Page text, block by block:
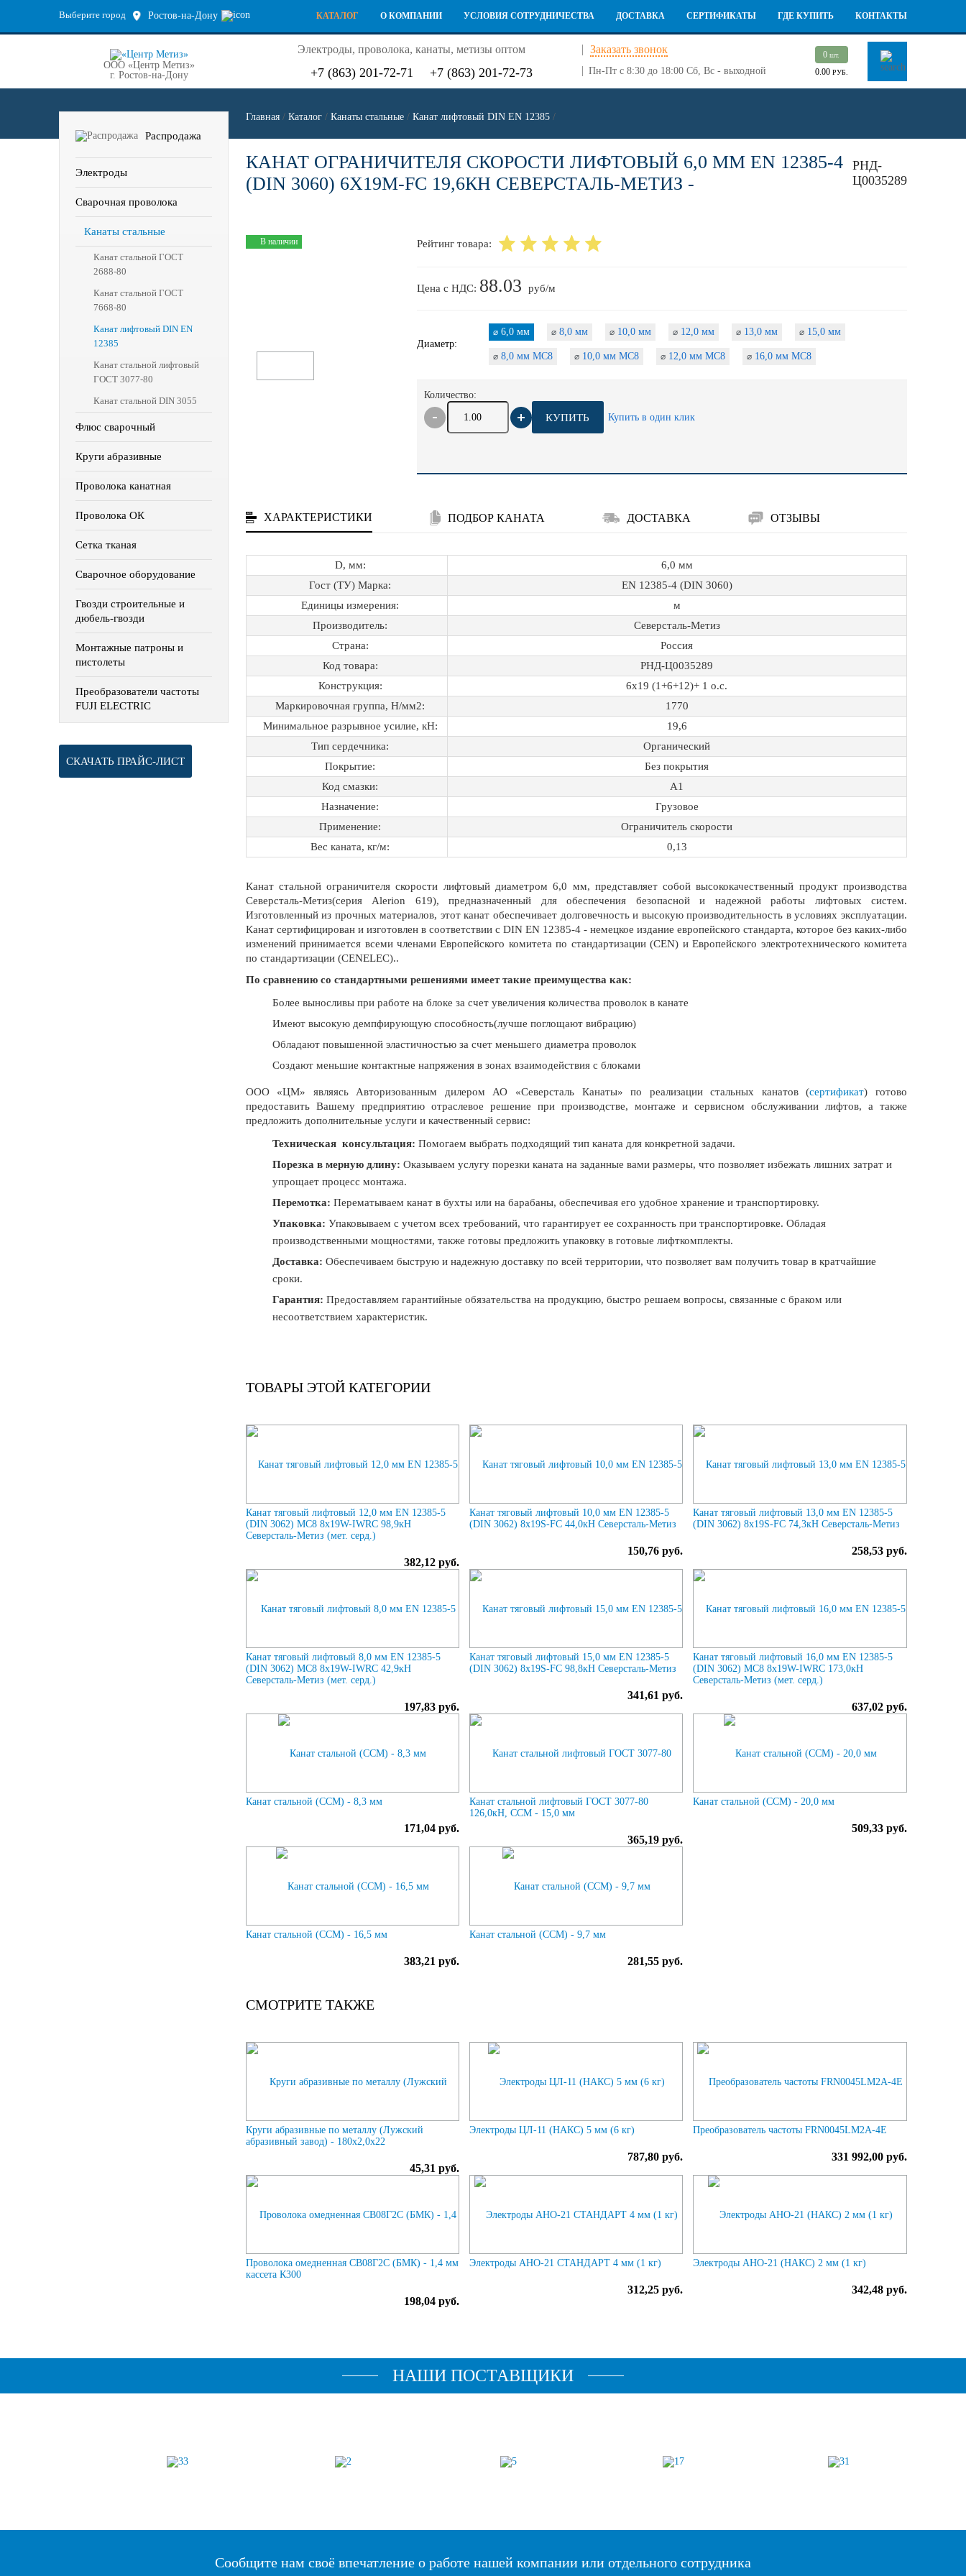
Выберите город Ростов-на-Дону КАТАЛОГ О КОМПАНИИ УСЛОВИЯ СОТРУДНИЧЕСТВА ДОСТАВКА СЕРТИФИКАТЫ ГДЕ КУПИТЬ КОНТАКТЫ
ООО «Центр Метиз»
г. Ростов-на-Дону
Электроды, проволока, канаты, метизы оптом Заказать звонок
+7 (863) 201-72-71 +7 (863) 201-72-73 Пн-Пт с 8:30 до 18:00 Сб, Вс - выходной
0шт.
0.00 РУБ.
Распродажа
Электроды
Сварочная проволока
Канаты стальные
Канат стальной ГОСТ
2688-80
Канат стальной ГОСТ
7668-80
Канат лифтовый DIN EN
12385
Канат стальной лифтовый
ГОСТ 3077-80
Канат стальной DIN 3055
Флюс сварочный
Круги абразивные
Проволока канатная
Проволока ОК
Сетка тканая
Сварочное оборудование
Гвозди строительные и
дюбель-гвозди
Монтажные патроны и
пистолеты
Преобразователи частоты
FUJI ELECTRIC
СКАЧАТЬ ПРАЙС-ЛИСТ
Главная / Каталог / Канаты стальные / Канат лифтовый DIN EN 12385 /
КАНАТ ОГРАНИЧИТЕЛЯ СКОРОСТИ ЛИФТОВЫЙ 6,0 ММ EN 12385-4
(DIN 3060) 6Х19M-FC 19,6КН СЕВЕРСТАЛЬ-МЕТИЗ -
РНД-
Ц0035289
В наличии Рейтинг товара:
Цена с НДС: 88.03 руб/м
Диаметр:
⌀6,0 мм ⌀8,0 мм ⌀10,0 мм ⌀12,0 мм ⌀13,0 мм ⌀15,0 мм
⌀8,0 мм МС8 ⌀10,0 мм МС8 ⌀12,0 мм МС8 ⌀16,0 мм МС8
Количество:
КУПИТЬ Купить в один клик
ХАРАКТЕРИСТИКИ ПОДБОР КАНАТА ДОСТАВКА ОТЗЫВЫ
D, мм:
6,0 мм
Гост (ТУ) Марка:
EN 12385-4 (DIN 3060)
Единицы измерения:
м
Производитель:
Северсталь-Метиз
Страна:
Россия
Код товара:
РНД-Ц0035289
Конструкция:
6х19 (1+6+12)+ 1 о.с.
Маркировочная группа, Н/мм2:
1770
Минимальное разрывное усилие, кН:
19,6
Тип сердечника:
Органический
Покрытие:
Без покрытия
Код смазки:
А1
Назначение:
Грузовое
Применение:
Ограничитель скорости
Вес каната, кг/м:
0,13
Канат стальной ограничителя скорости лифтовый диаметром 6,0 мм, представляет собой высококачественный продукт производства
Северсталь-Метиз(серия Alerion 619), предназначенный для обеспечения безопасной и надежной работы лифтовых систем.
Изготовленный из прочных материалов, этот канат обеспечивает долговечность и высокую производительность в условиях эксплуатации.
Канат сертифицирован и изготовлен в соответствии с DIN EN 12385-4 - немецкое издание европейского стандарта, которое без каких-либо
изменений принимается всеми членами Европейского комитета по стандартизации (CEN) и Европейского электротехнического комитета
по стандартизации (CENELEC)..
По сравнению со стандартными решениями имеет такие преимущества как:
Более выносливы при работе на блоке за счет увеличения количества проволок в канате
Имеют высокую демпфирующую способность(лучше поглощают вибрацию)
Обладают повышенной эластичностью за счет меньшего диаметра проволок
Создают меньшие контактные напряжения в зонах взаимодействия с блоками
ООО «ЦМ» являясь Авторизованным дилером АО «Северсталь Канаты» по реализации стальных канатов (сертификат) готово
предоставить Вашему предприятию отраслевое решение при производстве, монтаже и сервисном обслуживании лифтов, а также
предложить дополнительные услуги и качественный сервис:
Техническая консультация: Помогаем выбрать подходящий тип каната для конкретной задачи.
Порезка в мерную длину: Оказываем услугупорезки каната на заданные вами размеры, что позволяет избежать лишних затрат и
упрощает процесс монтажа.
Перемотка: Перематываем канат в бухты или на барабаны, обеспечивая его удобное хранение и транспортировку.
Упаковка: Упаковываем с учетом всех требований, что гарантирует ее сохранность при транспортировке. Обладая
производственными мощностями, также готовы предложить упаковку в готовые лифткомплекты.
Доставка: Обеспечиваем быструю и надежную доставку по всей территории, что позволяет вам получить товар в кратчайшие
сроки.
Гарантия: Предоставляем гарантийные обязательства на продукцию, быстро решаем вопросы, связанные с браком или
несоответствием характеристик.
ТОВАРЫ ЭТОЙ КАТЕГОРИИ
Канат тяговый лифтовый 12,0 мм EN 12385-5
(DIN 3062) МС8 8х19W-IWRC 98,9кН
Северсталь-Метиз (мет. cерд.)
382,12 руб.
Канат тяговый лифтовый 10,0 мм EN 12385-5
(DIN 3062) 8х19S-FC 44,0кН Северсталь-Метиз
150,76 руб.
Канат тяговый лифтовый 13,0 мм EN 12385-5
(DIN 3062) 8х19S-FC 74,3кН Северсталь-Метиз
258,53 руб.
Канат тяговый лифтовый 8,0 мм EN 12385-5
(DIN 3062) МС8 8х19W-IWRC 42,9кН
Северсталь-Метиз (мет. серд.)
197,83 руб.
Канат тяговый лифтовый 15,0 мм EN 12385-5
(DIN 3062) 8х19S-FC 98,8кН Северсталь-Метиз
341,61 руб.
Канат тяговый лифтовый 16,0 мм EN 12385-5
(DIN 3062) МС8 8х19W-IWRC 173,0кН
Северсталь-Метиз (мет. серд.)
637,02 руб.
Канат стальной (ССМ) - 8,3 мм
171,04 руб.
Канат стальной лифтовый ГОСТ 3077-80
126,0кН, ССМ - 15,0 мм
365,19 руб.
Канат стальной (ССМ) - 20,0 мм
509,33 руб.
Канат стальной (ССМ) - 16,5 мм
383,21 руб.
Канат стальной (ССМ) - 9,7 мм
281,55 руб.
СМОТРИТЕ ТАКЖЕ
Круги абразивные по металлу (Лужский
абразивный завод) - 180х2,0х22
45,31 руб.
Электроды ЦЛ-11 (НАКС) 5 мм (6 кг)
787,80 руб.
Преобразователь частоты FRN0045LM2A-4E
331 992,00 руб.
Проволока омедненная СВ08Г2С (БМК) - 1,4 мм
кассета К300
198,04 руб.
Электроды АНО-21 СТАНДАРТ 4 мм (1 кг)
312,25 руб.
Электроды АНО-21 (НАКС) 2 мм (1 кг)
342,48 руб.
НАШИ ПОСТАВЩИКИ
Сообщите нам своё впечатление о работе нашей компании или отдельного сотрудника